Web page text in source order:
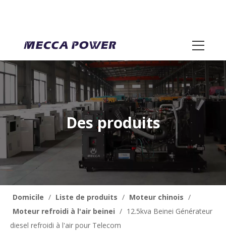
Des produits
Domicile Liste de produits / Moteur chinois
Moteur refroidi à l'air beinei / 12.5kva Beinei Générateur
diesel refroidi à l'air pour Telecom